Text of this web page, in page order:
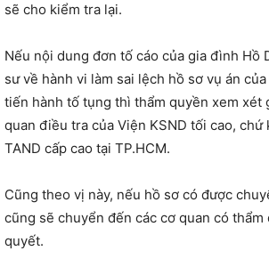
sẽ cho kiểm tra lại.
Nếu nội dung đơn tố cáo của gia đình Hồ
sư về hành vi làm sai lệch hồ sơ vụ án
tiến hành tố tụng thì thẩm quyền xem xét
quan điều tra của Viện KSND tối cao, chứ
TAND cấp cao tại TP.HCM.
Cũng theo vị này, nếu hồ sơ có được
cũng sẽ chuyển đến các cơ quan có thẩm
quyết.